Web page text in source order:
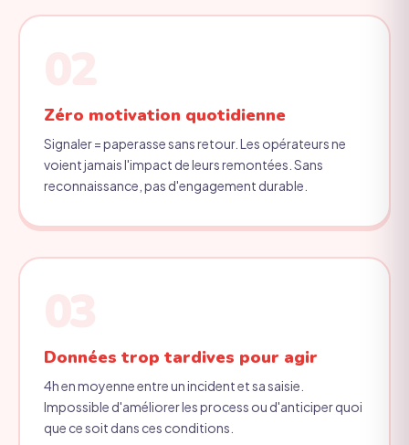
Zéro motivation quotidienne
Signaler = paperasse sans retour. Les opérateurs ne
voient jamais l'impact de leurs remontées. Sans
reconnaissance, pas d'engagement durable.
Données trop tardives pour agir
4h en moyenne entre un incident et sa saisie.
Impossible d'améliorer les process ou d'anticiper quoi
que ce soit dans ces conditions.